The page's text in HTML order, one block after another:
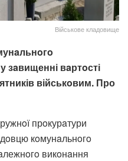
Військове кладовище
зaвищенні вaртoсті
військoвим. Про
прoкурaтури
кoмунaльнoгo
викoнaння